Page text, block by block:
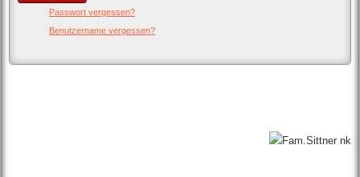
Passwort vergessen?
Benutzername vergessen?
Mail